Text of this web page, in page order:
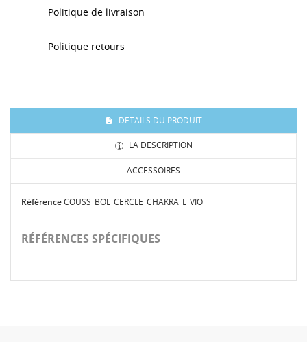
Politique de livraison
Politique retours
DÉTAILS DU PRODUIT
LA DESCRIPTION
ACCESSOIRES
RéférenceCOUSS_BOL_CERCLE_CHAKRA_L_VIO
RÉFÉRENCES SPÉCIFIQUES